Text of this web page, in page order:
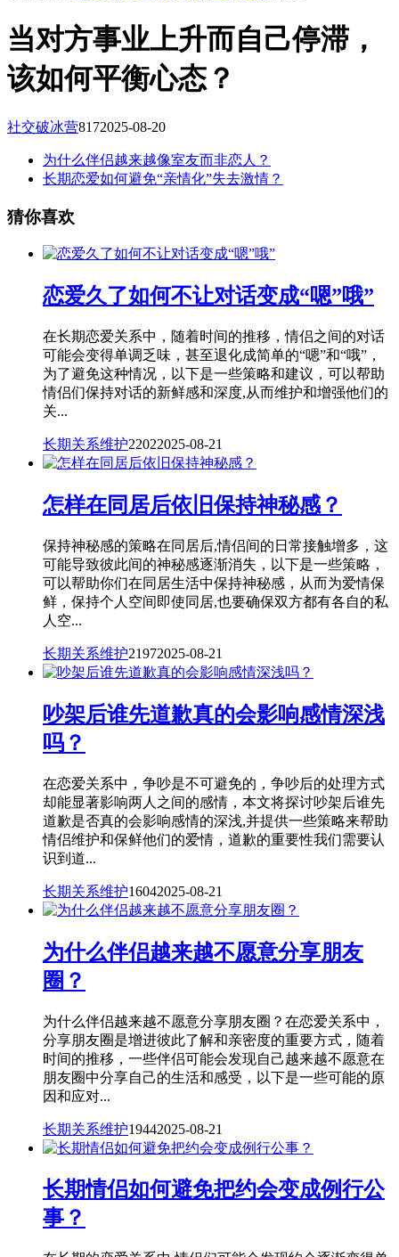
当对方事业上升而自己停滞，
该如何平衡心态？
社交破冰营8172025-08-20
为什么伴侣越来越像室友而非恋人？
长期恋爱如何避免“亲情化”失去激情？
猜你喜欢
恋爱久了如何不让对话变成“嗯”哦”
在长期恋爱关系中，随着时间的推移，情侣之间的对话
可能会变得单调乏味，甚至退化成简单的“嗯”和“哦”，
为了避免这种情况，以下是一些策略和建议，可以帮助
情侣们保持对话的新鲜感和深度,从而维护和增强他们的
关...
长期关系维护22022025-08-21
怎样在同居后依旧保持神秘感？
保持神秘感的策略在同居后,情侣间的日常接触增多，这
可能导致彼此间的神秘感逐渐消失，以下是一些策略，
可以帮助你们在同居生活中保持神秘感，从而为爱情保
鲜，保持个人空间即使同居,也要确保双方都有各自的私
人空...
长期关系维护21972025-08-21
吵架后谁先道歉真的会影响感情深浅
吗？
在恋爱关系中，争吵是不可避免的，争吵后的处理方式
却能显著影响两人之间的感情，本文将探讨吵架后谁先
道歉是否真的会影响感情的深浅,并提供一些策略来帮助
情侣维护和保鲜他们的爱情，道歉的重要性我们需要认
识到道...
长期关系维护16042025-08-21
为什么伴侣越来越不愿意分享朋友
圈？
为什么伴侣越来越不愿意分享朋友圈？在恋爱关系中，
分享朋友圈是增进彼此了解和亲密度的重要方式，随着
时间的推移，一些伴侣可能会发现自己越来越不愿意在
朋友圈中分享自己的生活和感受，以下是一些可能的原
因和应对...
长期关系维护19442025-08-21
长期情侣如何避免把约会变成例行公
事？